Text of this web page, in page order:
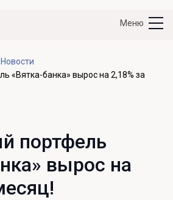
Меню
Новости
«Вятка-банка» вырос на 2,18% за
портфель
вырос на